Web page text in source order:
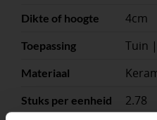
Dikte of hoogte 4cm
Toepassing Tuin
Materiaal
Stuks per eenheid 2.78